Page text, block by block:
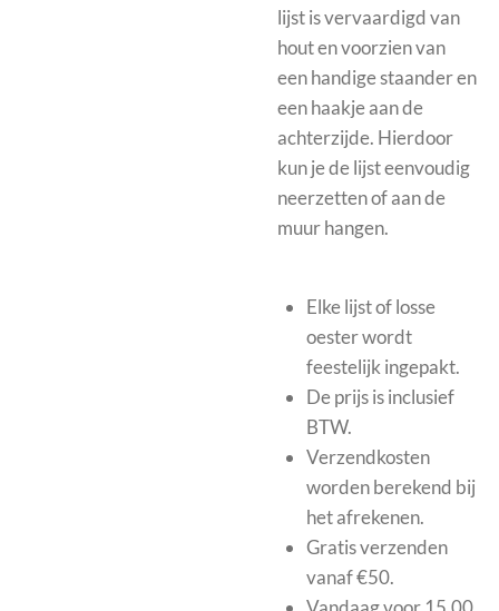
lijst is vervaardigd van
hout en voorzien van
een handige staander en
een haakje aan de
achterzijde. Hierdoor
kun je de lijst eenvoudig
neerzetten of aan de
muur hangen.
Elke lijst of losse
oester wordt
feestelijk ingepakt.
De prijs is inclusief
BTW.
Verzendkosten
worden berekend bij
het afrekenen.
Gratis verzenden
vanaf €50.